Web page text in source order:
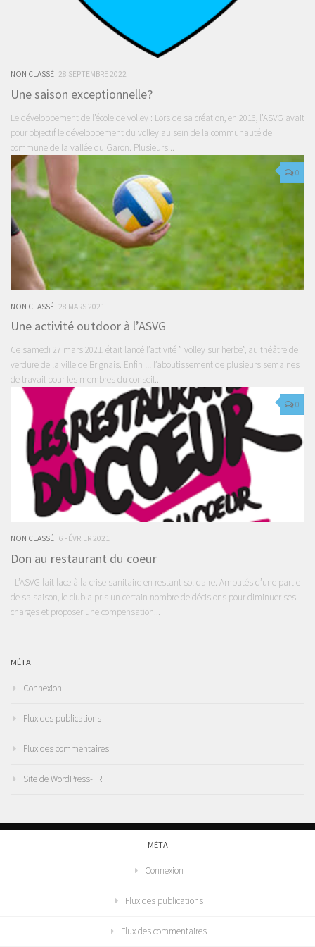
NON CLASSÉ 28 SEPTEMBRE 2022
Une saison exceptionnelle?
Le développement de l’école de volley : Lors de sa création, en 2016, l’ASVG avait
pour objectif le développement du volley au sein de la communauté de
commune de la vallée du Garon. Plusieurs...
0
NON CLASSÉ 28 MARS 2021
Une activité outdoor à l’ASVG
Ce samedi 27 mars 2021, était lancé l’activité ” volley sur herbe”, au théâtre de
verdure de la ville de Brignais. Enfin !!! l’aboutissement de plusieurs semaines
de travail pour les membres du conseil...
0
NON CLASSÉ 6 FÉVRIER 2021
Don au restaurant du coeur
L’ASVG fait face à la crise sanitaire en restant solidaire. Amputés d’une partie
de sa saison, le club a pris un certain nombre de décisions pour diminuer ses
charges et proposer une compensation...
MÉTA
Connexion
Flux des publications
Flux des commentaires
Site de WordPress-FR
MÉTA
Connexion
Flux des publications
Flux des commentaires